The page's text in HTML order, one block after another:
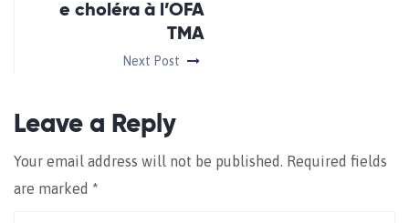
e choléra à l’OFA
TMA
Next Post
Leave a Reply
Your email address will not be published. Required fields
are marked *